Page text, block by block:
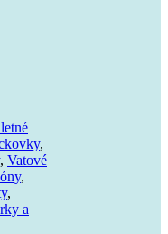
,
, Vatové
,
,
a